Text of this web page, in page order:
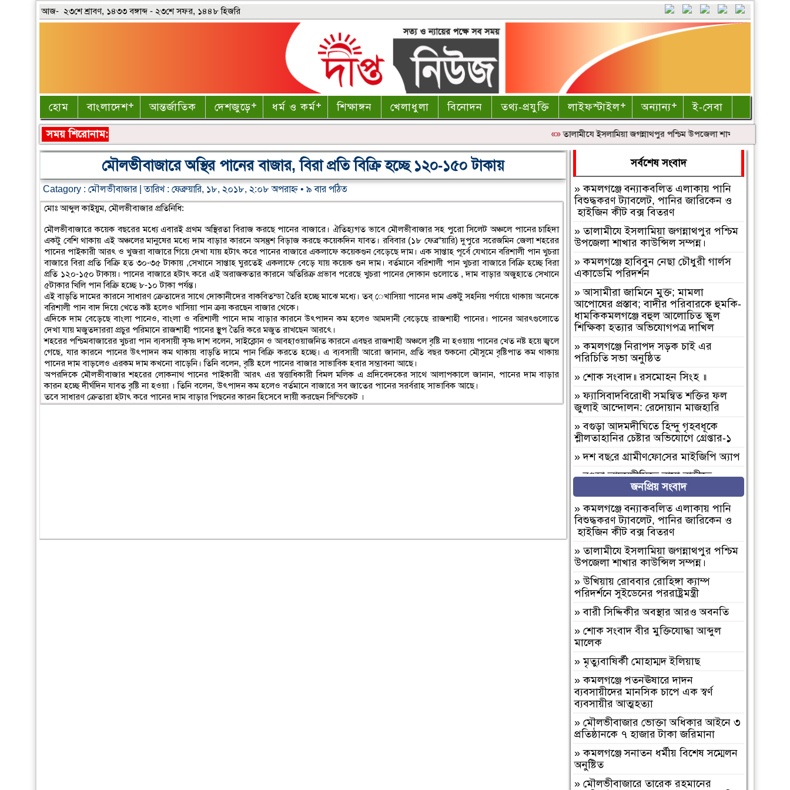
আজ- ২৩শে শ্রাবণ, ১৪৩৩ বঙ্গাব্দ - ২৩শে সফর, ১৪৪৮ হিজরি
হোম বাংলাদেশ আন্তর্জাতিক দেশজুড়ে ধর্ম ও কর্ম শিক্ষাঙ্গন খেলাধুলা বিনোদন তথ্য-প্রযুক্তি লাইফস্টাইল অন্যান্য ই-সেবা
সময় শিরোনাম: «»‎তালামীযে ইসলামিয়া জগন্নাথপুর পশ্চিম উপজেলা শাখার কাউন্সিল সম্পন্ন।
মৌলভীবাজারে অস্থির পানের বাজার, বিরা প্রতি বিক্রি হচ্ছে ১২০-১৫০ টাকায়
Catagory :মৌলভীবাজার| তারিখ : ফেব্রুয়ারি, ১৮, ২০১৮, ২:০৮ অপরাহ্ণ • ৯ বার পঠিত
মোঃ আব্দুল কাইয়ুম, মৌলভীবাজার প্রতিনিধি:
মৌলভীবাজারে কয়েক বছরের মধ্যে এবারই প্রথম অস্থিরতা বিরাজ করছে পানের বাজারে। ঐতিহ্যগত ভাবে মৌলভীবাজার সহ পুরো সিলেট অঞ্চলে পানের চাহিদা
একটু বেশি থাকায় এই অঞ্চলের মানুষের মধ্যে দাম বাড়ার কারনে অসন্তুশ বিড়াজ করছে কয়েকদিন যাবত। রবিবার (১৮ ফেব্র“য়ারি) দুপুরে সরেজমিন জেলা শহরের
পানের পাইকারী আরৎ ও খুজরা বাজারে গিয়ে দেখা যায় হটাৎ করে পানের বাজারে একলাফে কয়েকগুন বেড়েছে দাম। এক সাপ্তাহ পূর্বে যেখানে বরিশালী পান খুচরা
বাজারে বিরা প্রতি বিক্রি হত ৩০-৩৫ টাকায় ,সেখানে সাপ্তাহ ঘুরতেই একলাফে বেড়ে যায় কয়েক গুন দাম। বর্তমানে বরিশালী পান খুচরা বাজারে বিক্রি হচ্ছে বিরা
প্রতি ১২০-১৫০ টাকায়। পানের বাজারে হটাৎ করে এই অরাজকতার কারনে অতিরিক্র প্রভাব পরেছে খুচরা পানের দোকান গুলোতে , দাম বাড়ার অজুহাতে সেখানে
৫টাকার খিলি পান বিক্রি হচ্ছে ৮-১০ টাকা পর্যন্ত।
এই বাড়তি দামের কারনে সাধারণ ক্রেতাদের সাথে দোকানীদের বাকবিতন্ডা তৈরি হচ্ছে মাঝে মধ্যে। তব্ েখাসিয়া পানের দাম একটু সহনিয় পর্যায়ে থাকায় অনেকে
বরিশালী পান বাদ দিয়ে খেতে কষ্ট হলেও খাসিয়া পান ক্রয় করছেন বাজার থেকে।
এদিকে দাম বেড়েছে বাংলা পানেও, বাংলা ও বরিশালী পানে দাম বাড়ার কারনে উৎপাদন কম হলেও আমদানী বেড়েছে রাজশাহী পানের। পানের আরৎগুলোতে
দেখা যায় মজুতদাররা প্রচুর পরিমানে রাজশাহী পানের স্থুপ তৈরি করে মজুত রাখছেন আরৎে।
শহরের পশ্চিমবাজারের খুচরা পান ব্যবসায়ী কৃষ্ণ দাশ বলেন, সাইক্লোন ও আবহাওয়াজনিত কারনে এবছর রাজশাহী অঞ্চলে বৃষ্টি না হওয়ায় পানের খেত নষ্ট হয়ে জ্বলে
গেছে, যার কারনে পানের উৎপাদন কম থাকায় বাড়তি দামে পান বিক্রি করতে হচ্ছে। এ ব্যবসায়ী আরো জানান, প্রতি বছর শুকনো মৌসুমে বৃষ্টিপাত কম থাকায়
পানের দাম বাড়লেও এরকম দাম কখনো বাড়েনি। তিনি বলেন, বৃষ্টি হলে পানের বাজার সাভাবিক হবার সম্ভাবনা আছে।
অপরদিকে মৌলভীবাজার শহরের লোকনাথ পানের পাইকারী আরৎ এর স্বত্তাধিকারী বিমল মলি­ক এ প্রদিবেদকের সাথে আলাপকালে জানান, পানের দাম বাড়ার
কারন হচ্ছে দীর্ঘদিন যাবত বৃষ্টি না হওয়া । তিনি বলেন, উৎপাদন কম হলেও বর্তমানে বাজারে সব জাতের পানের সরর্বরাহ সাভাবিক আছে।
তবে সাধারণ ক্রেতারা হটাৎ করে পানের দাম বাড়ার পিছনের কারন হিসেবে দায়ী করছেন সিন্ডিকেট ।
সর্বশেষ সংবাদ
»কমলগঞ্জে বন্যাকবলিত এলাকায় পানি
বিশুদ্ধকরণ ট্যাবলেট, পানির জারিকেন ও
হাইজিন কীট বক্স বিতরণ
»‎তালামীযে ইসলামিয়া জগন্নাথপুর পশ্চিম
উপজেলা শাখার কাউন্সিল সম্পন্ন।
»কমলগঞ্জে হাবিবুন নেছা চৌধুরী গার্লস
একাডেমি পরিদর্শন
»আসামীরা জামিনে মুক্ত; মামলা
আপোষের প্রস্তাব; বাদীর পরিবারকে হুমকি-
ধামকিকমলগঞ্জে বহুল আলোচিত স্কুল
শিক্ষিকা হত্যার অভিযোগপত্র দাখিল
»কমলগঞ্জে নিরাপদ সড়ক চাই এর
পরিচিতি সভা অনুষ্ঠিত
»শোক সংবাদ॥ রসমোহন সিংহ ॥
»ফ্যাসিবাদবিরোধী সমন্বিত শক্তির ফল
জুলাই আন্দোলন: রেদোয়ান মাজহারি
»বগুড়া আদমদীঘিতে হিন্দু গৃহবধূকে
শ্লীলতাহানির চেষ্টার অভিযোগে গ্রেপ্তার-১
»দশ বছ‌রে গ্রামীণ‌ফো‌সের মাইজিপি অ্যাপ
»বগুড়া আদমদীঘিতে বাসা বাড়ীতে
দুঃসাহসিক চুরি সংঘটিত
»দুপচাঁচিয়া ট্রেনে কাটা পড়ে যুবকের মৃত্যু
»চারপাশে সবকিছু আগের মতোই আছে,
শুধু তোমরাই নেই”—উলুয়াইল মাদ্রাসায়
আলিম পরীক্ষার্থী ২০২৬ এর অশ্রুসিক্ত
বিদায়।
»সিলেট রেঞ্জের শ্রেষ্ঠ অফিসার ইনচার্জ
নির্বাচিত হলেন মৌলভীবাজার মডেল
থানার অফিসার ইনচার্জ সাইফুল।
বাংলাদেশ হরিজন ঐক্য পরিষদের ৭
দফা দাবি বাস্তবায়নের দাবীতে মানবন্ধন ও
স্বারকলিপি প্রদান
»নওগাঁ মান্দায় শিক্ষার্থীদের বিক্ষোভে
অবরুদ্ধ প্রধান শিক্ষক, মোটরসাইকেলে
আগুন
»হযরত শাহ আজম (রহ.) দরগাহ্
ফাউন্ডেশনের উদ্যোগে ৫ম ধাপে সফাত
আলী সিনিয়র ফাজিল ডিগ্রি মাদ্রাসায়
বৃক্ষরোপণ কর্মসূচি সম্পন্ন
»নওগাঁ পত্নীতলা ব্যাটালিয়নের অভিযানে,
কষ্টি পাথরের বিষ্ণু মূর্তি উদ্ধার
জনপ্রিয় সংবাদ
»কমলগঞ্জে বন্যাকবলিত এলাকায় পানি
বিশুদ্ধকরণ ট্যাবলেট, পানির জারিকেন ও
হাইজিন কীট বক্স বিতরণ
»‎তালামীযে ইসলামিয়া জগন্নাথপুর পশ্চিম
উপজেলা শাখার কাউন্সিল সম্পন্ন।
»উখিয়ায় রোববার রোহিঙ্গা ক্যাম্প
পরিদর্শনে সুইডেনের পররাষ্ট্রমন্ত্রী
»বারী সিদ্দিকীর অবস্থার আরও অবনতি
»শোক সংবাদ বীর মুক্তিযোদ্ধা আব্দুল
মালেক
»মৃত্যুবাষির্কী মোহাম্মদ ইলিয়াছ
»কমলগঞ্জে পতনঊষারে দাদন
ব্যবসায়ীদের মানসিক চাপে এক স্বর্ণ
ব্যবসায়ীর আত্মহত্যা
»মৌলভীবাজার ভোক্তা অধিকার আইনে ৩
প্রতিষ্ঠানকে ৭ হাজার টাকা জরিমানা
»কমলগঞ্জে সনাতন ধর্মীয় বিশেষ সম্মেলন
অনুষ্টিত
»মৌলভীবাজারে তারেক রহমানের